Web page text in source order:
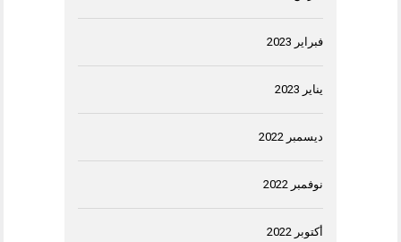
فبراير 2023
يناير 2023
ديسمبر 2022
نوفمبر 2022
أكتوبر 2022